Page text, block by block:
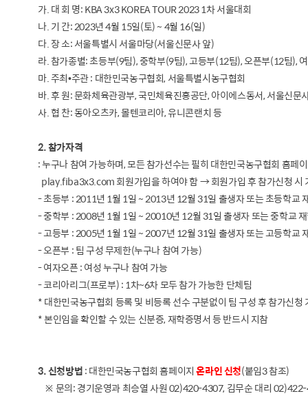
가. 대 회 명: KBA 3x3 KOREA TOUR 2023 1차 서울대회
나. 기 간: 2023년 4월 15일(토) ~ 4월 16(일)
다. 장 소: 서울특별시 서울마당(서울신문사 앞)
라. 참가종별: 초등부(9팀), 중학부(9팀), 고등부(12팀), 오픈부(12팀),
마. 주최•주관 : 대한민국농구협회, 서울특별시농구협회
바. 후 원: 문화체육관광부, 국민체육진흥공단, 아이에스동서, 서울신문
사. 협 찬: 동아오츠카, 몰텐코리아, 유니콘랜치 등
2. 참가자격
: 누구나 참여 가능하며, 모든 참가선수는 필히 대한민국농구협회 홈페
play.fiba3x3.com 회원가입을 하여야 함 → 회원가입 후 참가신청 시
- 초등부 : 2011년 1월 1일 ~ 2013년 12월 31일 출생자 또는 초등학교
- 중학부 : 2008년 1월 1일 ~ 20010년 12월 31일 출생자 또는 중학교
- 고등부 : 2005년 1월 1일 ~ 2007년 12월 31일 출생자 또는 고등학교
- 오픈부 : 팀 구성 무제한(누구나 참여 가능)
- 여자오픈 : 여성 누구나 참여 가능
- 코리아리그(프로부) : 1차~6차 모두 참가 가능한 단체팀
* 대한민국농구협회 등록 및 비등록 선수 구분없이 팀 구성 후 참가신청
* 본인임을 확인할 수 있는 신분증, 재학증명서 등 반드시 지참
3. 신청방법: 대한민국농구협회 홈페이지온라인 신청(붙임3 참조)
※ 문의: 경기운영과 최승열 사원 02)420-4307, 김무순 대리